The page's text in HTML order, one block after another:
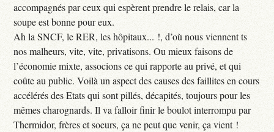
accompagnés par ceux qui espèrent prendre le relais, car la
soupe est bonne pour eux.
Ah la SNCF, le RER, les hôpitaux... !, d’où nous viennent ts
nos malheurs, vite, vite, privatisons. Ou mieux faisons de
l’économie mixte, associons ce qui rapporte au privé, et qui
coûte au public. Voilà un aspect des causes des faillites en cours
accélérés des Etats qui sont pillés, décapités, toujours pour les
mêmes charognards. Il va falloir finir le boulot interrompu par
Thermidor, frères et soeurs, ça ne peut que venir, ça vient !